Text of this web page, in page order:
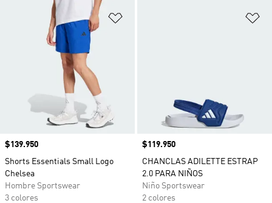
Precio
$139.950
Shorts Essentials Small Logo
Chelsea
Hombre Sportswear
3 colores
Precio
$119.950
CHANCLAS ADILETTE ESTRAP
2.0 PARA NIÑOS
Niño Sportswear
2 colores